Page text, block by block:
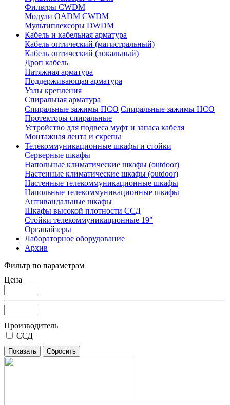
Фильтры CWDM
Модули OADM CWDM
Мультиплексоры DWDM
Кабель и кабельная арматура
Кабель оптический (магистральный)
Кабель оптический (локальный)
Дроп кабель
Натяжная арматура
Поддерживающая арматура
Узлы крепления
Спиральная арматура
Спиральные зажимы ПСО Спиральные зажимы НСО
Протекторы спиральные
Устройство для подвеса муфт и запаса кабеля
Монтажная лента и скрепы
Телекоммуникационные шкафы и стойки
Серверные шкафы
Напольные климатические шкафы (outdoor)
Настенные климатические шкафы (outdoor)
Настенные телекоммуникационные шкафы
Напольные телекоммуникационные шкафы
Антивандальные шкафы
Шкафы высокой плотности ССД
Стойки телекоммуникационные 19"
Органайзеры
Лабораторное оборудование
Архив
Фильтр по параметрам
Цена
Производитель
ССД